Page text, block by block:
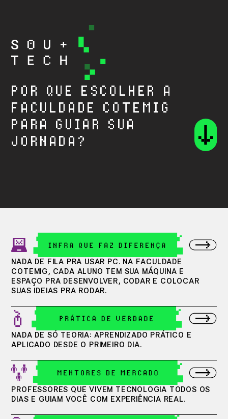
POR QUE ESCOLHER A
FACULDADE COTEMIG
PARA GUIAR SUA
JORNADA?
NADA DE FILA PRA USAR PC. NA FACULDADE
COTEMIG, CADA ALUNO TEM SUA MÁQUINA E
ESPAÇO PRA DESENVOLVER, CODAR E COLOCAR
SUAS IDEIAS PRA RODAR.
NADA DE SÓ TEORIA: APRENDIZADO PRÁTICO E
APLICADO DESDE O PRIMEIRO DIA.
PROFESSORES QUE VIVEM TECNOLOGIA TODOS OS
DIAS E GUIAM VOCÊ COM EXPERIÊNCIA REAL.